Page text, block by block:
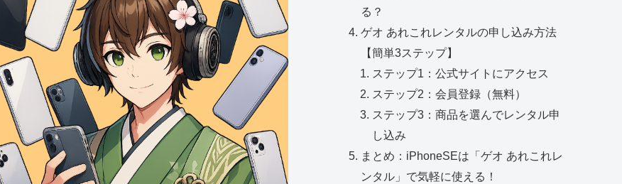
る？
ゲオ あれこれレンタルの申し込み方法
【簡単3ステップ】
ステップ1：公式サイトにアクセス
ステップ2：会員登録（無料）
ステップ3：商品を選んでレンタル申
し込み
まとめ：iPhoneSEは「ゲオ あれこれレ
ンタル」で気軽に使える！